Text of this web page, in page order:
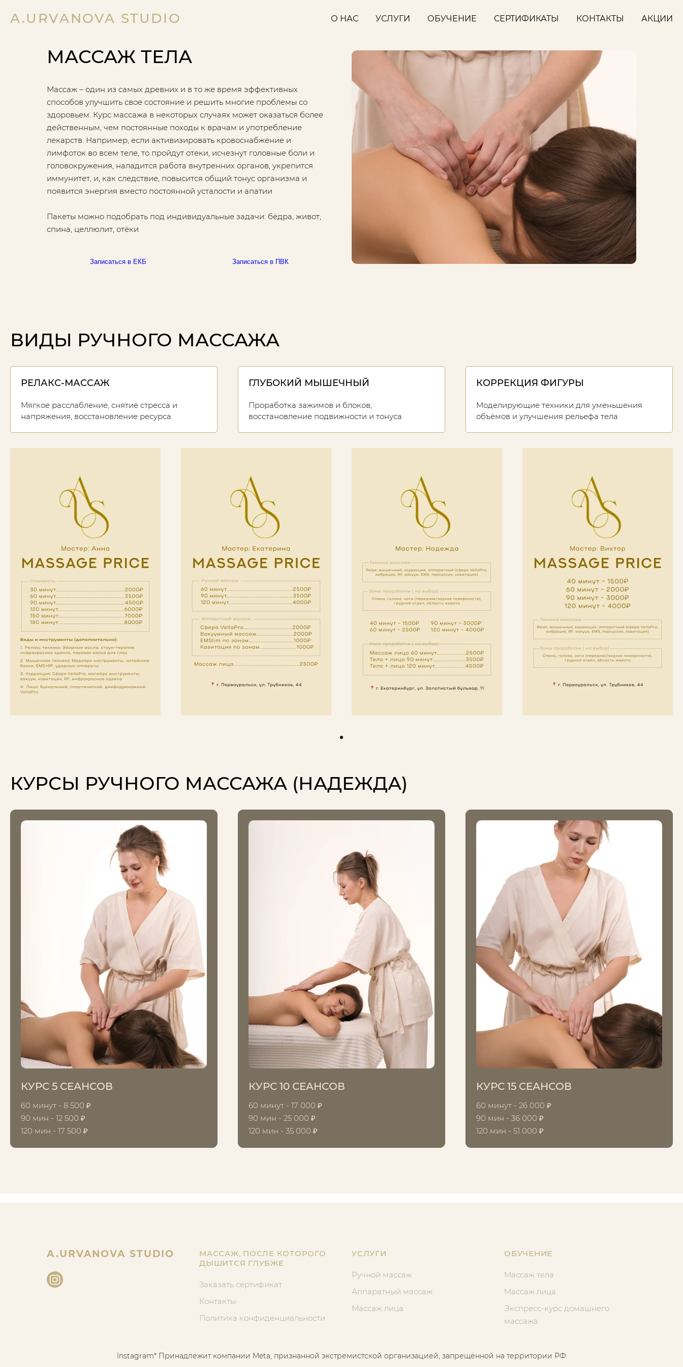
A.URVANOVA STUDIO О НАС УСЛУГИ ОБУЧЕНИЕ СЕРТИФИКАТЫ КОНТАКТЫ АКЦИИ
МАССАЖ ТЕЛА
Массаж – один из самых древних и в то же время эффективных
способов улучшить свое состояние и решить многие проблемы со
здоровьем. Курс массажа в некоторых случаях может оказаться более
действенным, чем постоянные походы к врачам и употребление
лекарств. Например, если активизировать кровоснабжение и
лимфоток во всем теле, то пройдут отеки, исчезнут головные боли и
головокружения, наладится работа внутренних органов, укрепится
иммунитет, и, как следствие, повысится общий тонус организма и
появится энергия вместо постоянной усталости и апатии
Пакеты можно подобрать под индивидуальные задачи: бёдра, живот,
спина, целлюлит, отёки
Записаться в ЕКБ Записаться в ПВК
ВИДЫ РУЧНОГО МАССАЖА
РЕЛАКС-МАССАЖ
Мягкое расслабление, снятие стресса и
напряжения, восстановление ресурса
ГЛУБОКИЙ МЫШЕЧНЫЙ
Проработка зажимов и блоков,
восстановление подвижности и тонуса
КОРРЕКЦИЯ ФИГУРЫ
Моделирующие техники для уменьшения
объёмов и улучшения рельефа тела
КУРСЫ РУЧНОГО МАССАЖА (НАДЕЖДА)
КУРС 5 СЕАНСОВ
60 минут - 8 500 ₽
90 мин - 12 500 ₽
120 мин - 17 500 ₽
КУРС 10 СЕАНСОВ
60 минут - 17 000 ₽
90 мин - 25 000 ₽
120 мин - 35 000 ₽
КУРС 15 СЕАНСОВ
60 минут - 26 000 ₽
90 мин - 36 000 ₽
120 мин - 51 000 ₽
A.URVANOVA STUDIO
МАССАЖ, ПОСЛЕ КОТОРОГО
ДЫШИТСЯ ГЛУБЖЕ
Заказать сертификат
Контакты
Политика конфиденциальности
УСЛУГИ
Ручной массаж
Аппаратный массаж
Массаж лица
ОБУЧЕНИЕ
Массаж тела
Массаж лица
Экспресс-курс домашнего
массажа
Instagram* Принадлежит компании Meta, признанной экстремистской организацией, запрещённой на территории РФ